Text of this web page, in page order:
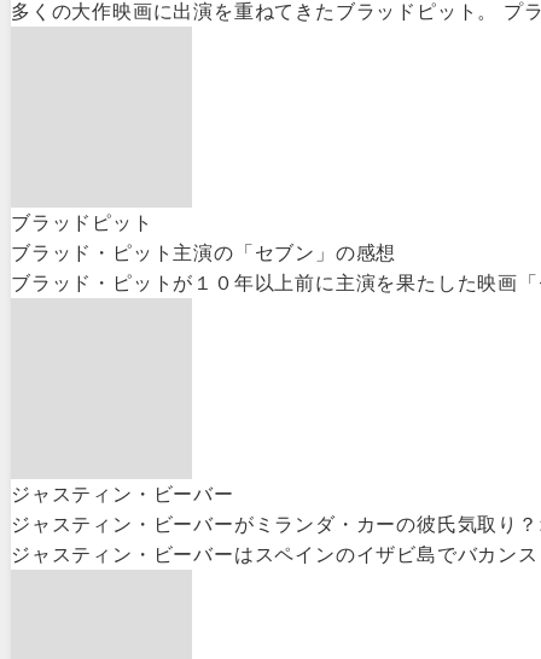
多くの大作映画に出演を重ねてきたブラッドピット。 プ
ブラッドピット
ブラッド・ピット主演の「セブン」の感想
ブラッド・ピットが１０年以上前に主演を果たした映画
ジャスティン・ビーバー
ジャスティン・ビーバーがミランダ・カーの彼氏気取り
ジャスティン・ビーバーはスペインのイザビ島でバカン